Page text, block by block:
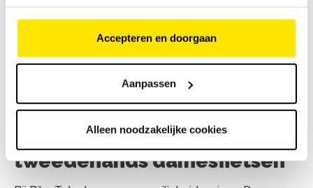
Accepteren en doorgaan
Aanpassen
Alleen noodzakelijke cookies
Onze mensen staan voor je klaar met eerlijk advies en
helpen je bij het vinden van een fiets die bij je past.
Heb je jouw favoriet al gevonden? Dan kun je ‘m
laten bezorgen? Jij kiest. In beide gevallen krijg je de
fiets rijklaar mee. Met meer dan 170 winkels in
dichtbij.
Registratieplicht
tweedehands damesfietsen